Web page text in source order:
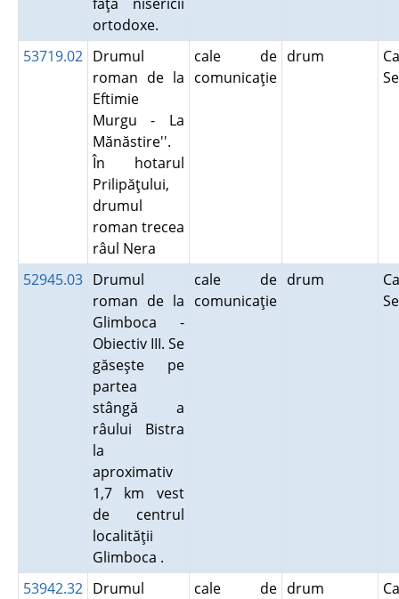
ortodoxe.
53719.02 Drumul
roman de la
Eftimie
Murgu - La
Mănăstire''.
În hotarul
Prilipăţului,
drumul
roman trecea
râul Nera
cale de
comunicaţie
drum
52945.03 Drumul
roman de la
Glimboca -
Obiectiv III. Se
găseşte pe
partea
stângă a
râului Bistra
la
aproximativ
1,7 km vest
de centrul
localităţii
Glimboca .
cale de
comunicaţie
drum
53942.32 Drumul
cale de drum